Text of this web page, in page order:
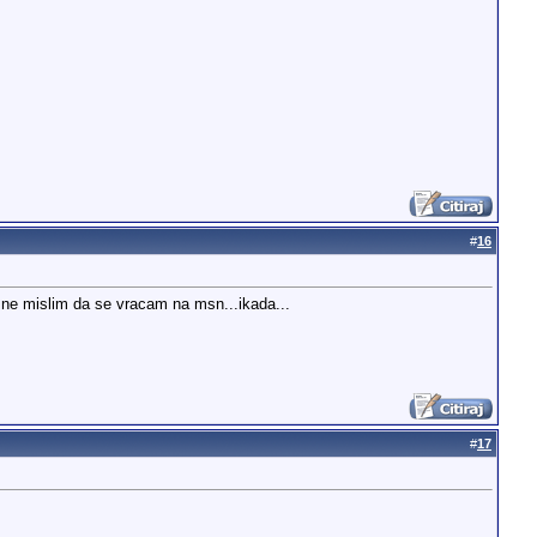
#16
mislim da se vracam na msn...ikada...
#17